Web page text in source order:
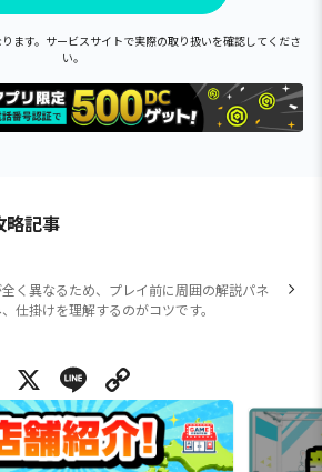
ます。サービスサイトで実際の取り扱いを確認してくださ
い。
略記事
く異なるため、プレイ前に周囲の解説パネ
仕掛けを理解するのがコツです。
X Line